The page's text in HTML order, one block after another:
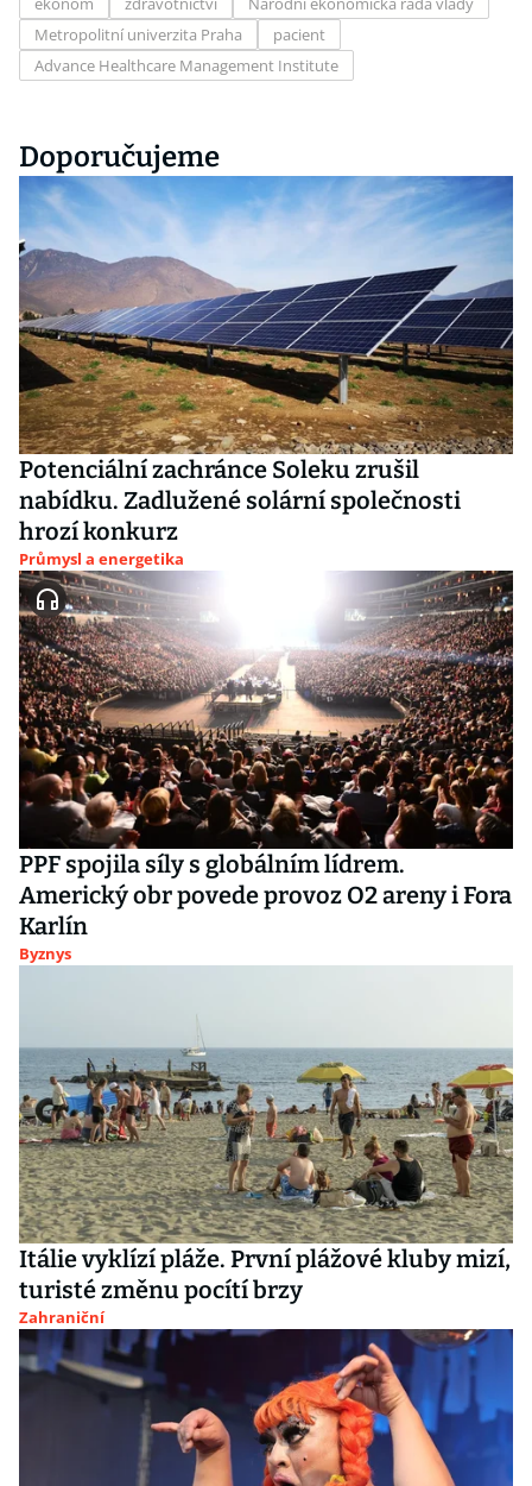
Metropolitní univerzita Praha
pacient
Advance Healthcare Management Institute
Doporučujeme
Potenciální zachránce Soleku zrušil
nabídku. Zadlužené solární společnosti
hrozí konkurz
Průmysl a energetika
PPF spojila síly s globálním lídrem.
Americký obr povede provoz O2 areny i Fora
Karlín
Byznys
Itálie vyklízí pláže. První plážové kluby mizí,
turisté změnu pocítí brzy
Zahraniční